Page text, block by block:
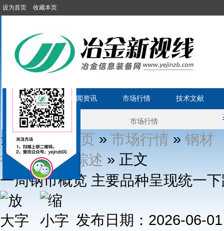
设为首页 收藏本页
首 页 新闻资讯 市场行情 技术文献
当前位置: 首页 » 市场行情 » 钢材
行情 »一周综述 » 正文
一周钢市概览 主要品种呈现统一
发布日期：2026-06-